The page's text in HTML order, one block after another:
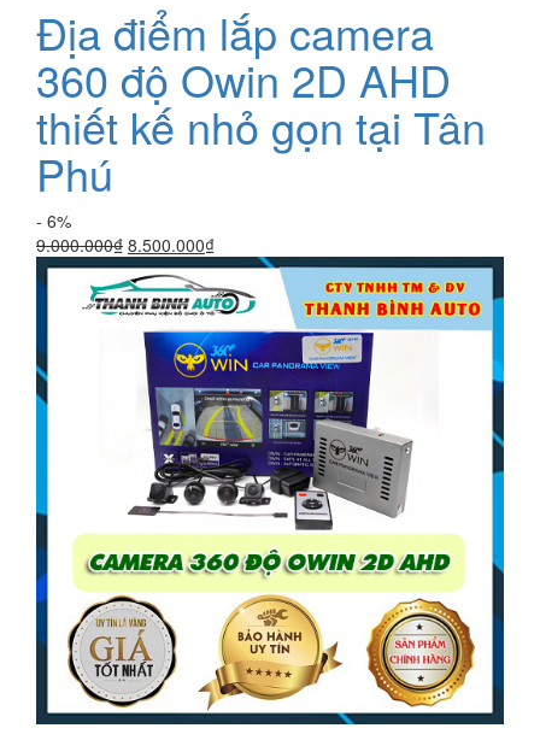
Địa điểm lắp camera
360 độ Owin 2D AHD
thiết kế nhỏ gọn tại Tân
Phú
- 6%
9.000.000₫ Giá
gốc
là:
9.000.000₫.
8.500.000₫Giá
hiện
tại
là:
8.500.000₫.